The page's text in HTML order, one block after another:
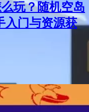
玩？随机空岛
入门与资源获